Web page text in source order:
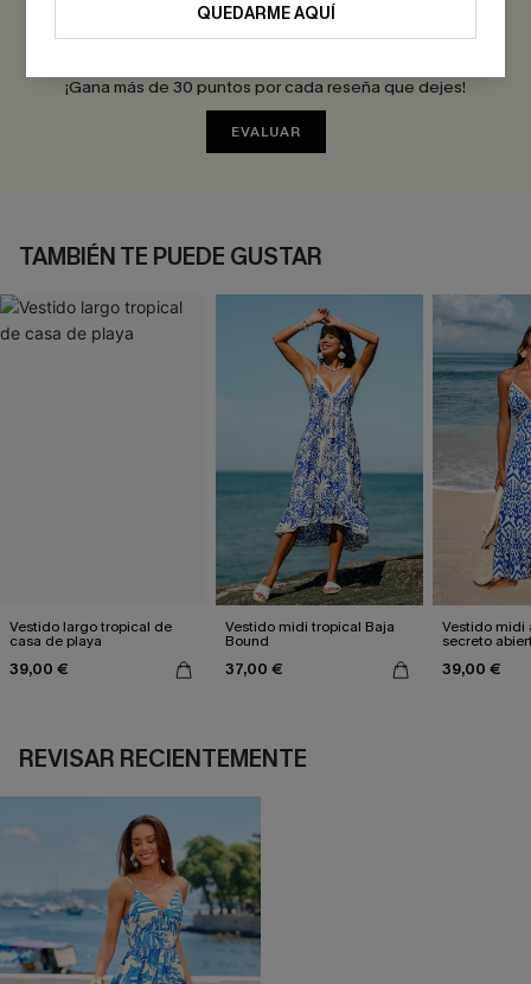
¡Gana más de 30 puntos por cada reseña que dejes!
EVALUAR
TAMBIÉN TE PUEDE GUSTAR
Vestido largo tropical de
casa de playa
39,00 €
Vestido midi tropical Baja
Bound
37,00 €
Vestido midi
secreto
39,00 €
REVISAR RECIENTEMENTE
QUEDARME AQUÍ